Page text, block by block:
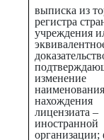
выписка из
регистра
учреждения
изменение
нахождения
лицензиата –
иностранной